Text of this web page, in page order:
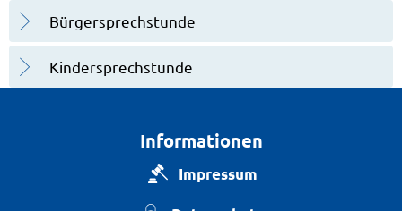
Bürgersprechstunde
Kindersprechstunde
Informationen
Impressum